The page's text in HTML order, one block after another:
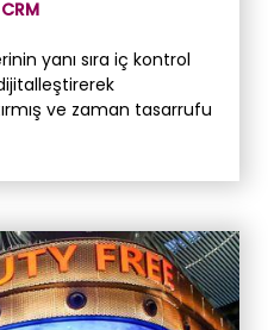
yanı sıra iç kontrol
ve zaman tasarrufu